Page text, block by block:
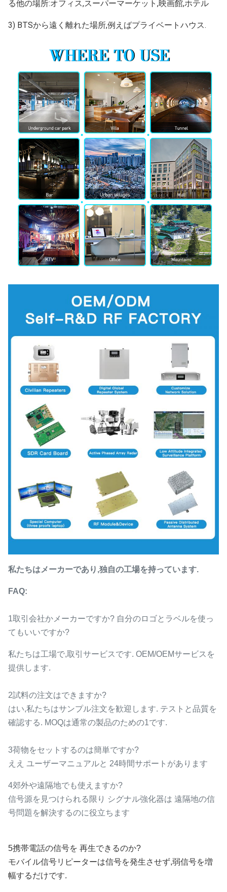
る他の場所:オフィス,スーパーマーケット,映画館,ホテル
3) BTSから遠く離れた場所,例えばプライベートハウス.
私たちはメーカーであり,独自の工場を持っています.
FAQ:
1取引会社かメーカーですか? 自分のロゴとラベルを使っ
てもいいですか?
私たちは工場で,取引サービスです. OEM/OEMサービスを
提供します.
2試料の注文はできますか?
はい,私たちはサンプル注文を歓迎します. テストと品質を
確認する. MOQは通常の製品のための1です.
3荷物をセットするのは簡単ですか?
ええ ユーザーマニュアルと 24時間サポートがあります
4郊外や遠隔地でも使えますか?
信号源を見つけられる限り シグナル強化器は 遠隔地の信
号問題を解決するのに役立ちます
5携帯電話の信号を 再生できるのか?
モバイル信号リピーターは信号を発生させず,弱信号を増
幅するだけです.